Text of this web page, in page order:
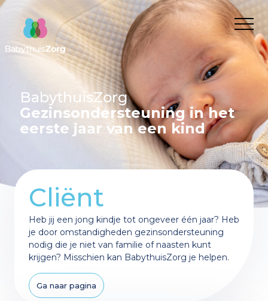
BabythuisZorg
Gezinsondersteuning in het
eerste jaar van een kind
Over ons
Voor wie
Cliënt
Kwaliteit van zorg
Cliëntervaring
Verwijzer
Route aanvragen BabythuisZorg
Wat is BabythuisZorg?
Waarom BabythuisZorg?
Onze medewerkers
Theorie en cijfers
Praktijkvoorbeelden
Franchisenemers
Informatie voor gemeenten en verwijzers
Route aanvragen BabythuisZorg
Nieuws
Werken bij
BabythuisZorg aanvragen
Nederlands English
Aanvragen
Onze medewerkers
Verwijzer Nieuws
Samenwerking met Feel
Cliënt
Heb jij een jong kindje tot ongeveer één jaar? Heb
je door omstandigheden gezinsondersteuning
nodig die je niet van familie of naasten kunt
krijgen? Misschien kan BabythuisZorg je helpen.
Ga naar pagina